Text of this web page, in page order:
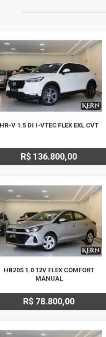
V 1.5 DI I-VTEC FLEX EXL CVT
R$ 136.800,00
HB20S 1.0 12V FLEX COMFORT
MANUAL
R$ 78.800,00